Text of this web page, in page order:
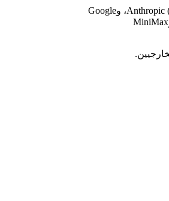
لمزيد من المعلومات، يرجى مراجعة سياسات الخصوصية لمزودي الذكاء الاصطناعي لدينا: OpenAI (https://openai.com/privacy)، وAnthropic (https://www.anthropic.com/privacy)، وGoogle
(https://policies.google.com/privacy)، وDeepSeek (https://deepseek.com/privacy)، وxAI (https://x.ai/legal/privacy-policy)، وElevenLabs (https://elevenlabs.io/privacy)، وMiniMax